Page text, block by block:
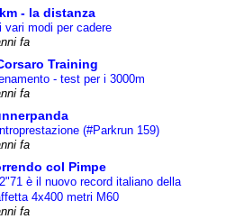
- la distanza
vari modi per cadere
fa
Training
- test per i 3000m
fa
(#Parkrun 159)
fa
col Pimpe
è il nuovo record italiano della
4x400 metri M60
fa